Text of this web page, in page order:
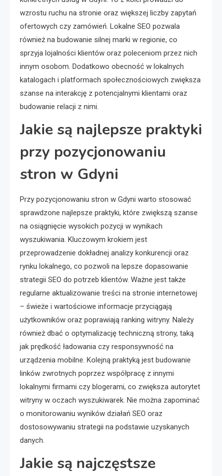
wzrostu ruchu na stronie oraz większej liczby zapytań
ofertowych czy zamówień. Lokalne SEO pozwala
również na budowanie silnej marki w regionie, co
sprzyja lojalności klientów oraz poleceniom przez nich
innym osobom. Dodatkowo obecność w lokalnych
katalogach i platformach społecznościowych zwiększa
szanse na interakcję z potencjalnymi klientami oraz
budowanie relacji z nimi.
Jakie są najlepsze praktyki
przy pozycjonowaniu
stron w Gdyni
Przy pozycjonowaniu stron w Gdyni warto stosować
sprawdzone najlepsze praktyki, które zwiększą szanse
na osiągnięcie wysokich pozycji w wynikach
wyszukiwania. Kluczowym krokiem jest
przeprowadzenie dokładnej analizy konkurencji oraz
rynku lokalnego, co pozwoli na lepsze dopasowanie
strategii SEO do potrzeb klientów. Ważne jest także
regularne aktualizowanie treści na stronie internetowej
– świeże i wartościowe informacje przyciągają
użytkowników oraz poprawiają ranking witryny. Należy
również dbać o optymalizację techniczną strony, taką
jak prędkość ładowania czy responsywność na
urządzenia mobilne. Kolejną praktyką jest budowanie
linków zwrotnych poprzez współpracę z innymi
lokalnymi firmami czy blogerami, co zwiększa autorytet
witryny w oczach wyszukiwarek. Nie można zapominać
o monitorowaniu wyników działań SEO oraz
dostosowywaniu strategii na podstawie uzyskanych
danych.
Jakie są najczęstsze